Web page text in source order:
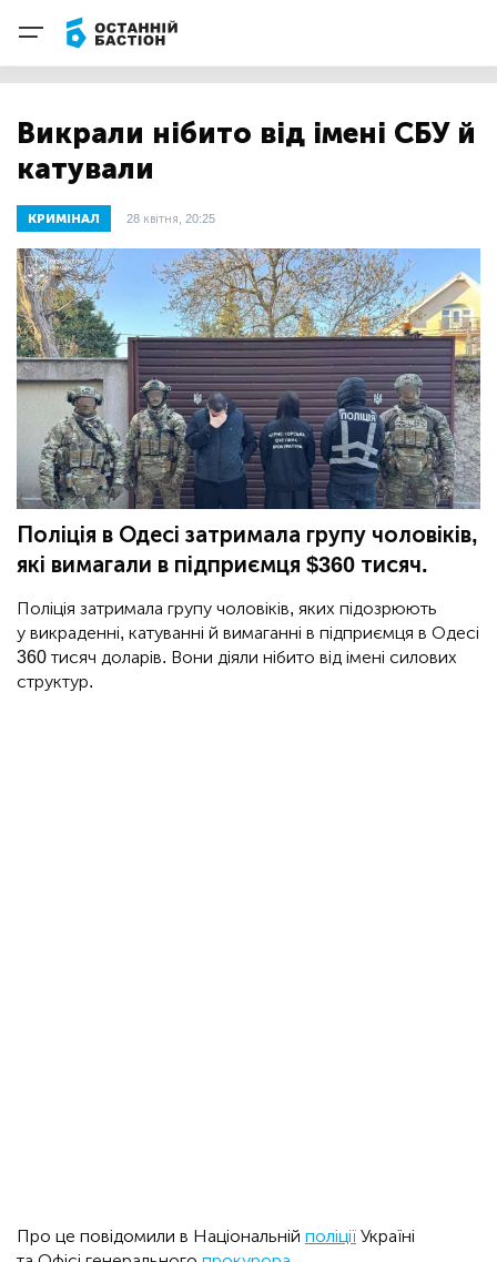
Викрали нібито від імені СБУ й
катували
КРИМІНАЛ 28 квітня, 20:25
Поліція в Одесі затримала групу чоловіків,
які вимагали в підприємця $360 тисяч.
Поліція затримала групу чоловіків, яких підозрюють
у викраденні, катуванні й вимаганні в підприємця в Одесі
360 тисяч доларів. Вони діяли нібито від імені силових
структур.
Про це повідомили в Національній поліції Україні